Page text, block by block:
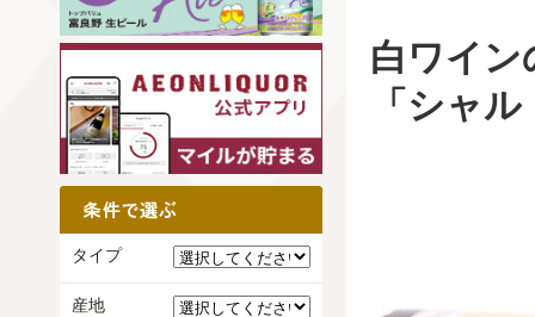
白ワイン
「シャ
タイプ
産地